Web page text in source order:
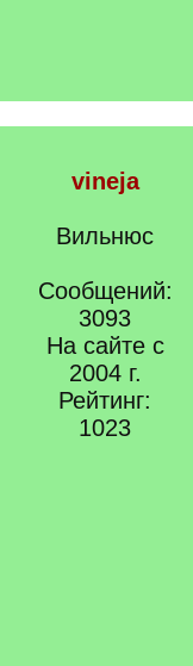
vineja
Вильнюс
Сообщений:
3093
На сайте с
2004 г.
Рейтинг:
1023